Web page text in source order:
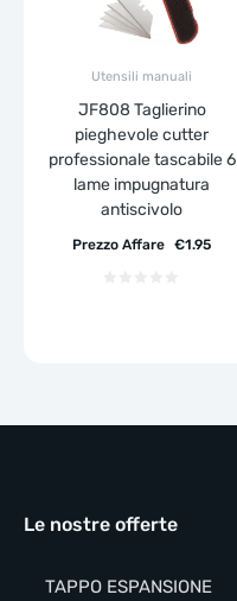
Utensili manuali
JF808 Taglierino
pieghevole cutter
professionale tascabile 6
lame impugnatura
antiscivolo
€1.95
Prezzo Affare
Le nostre offerte
TAPPO ESPANSIONE